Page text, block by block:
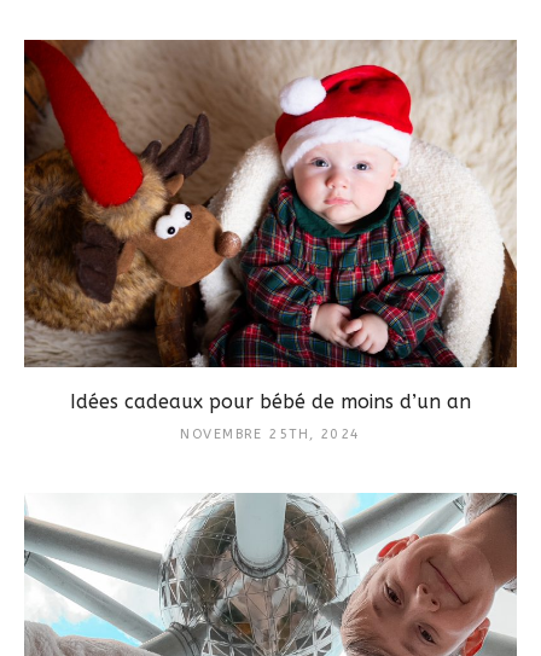
Idées cadeaux pour bébé de moins d’un an
NOVEMBRE 25TH, 2024